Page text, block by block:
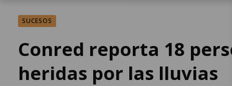
SUCESOS
Conred reporta 18
heridas por las lluvias